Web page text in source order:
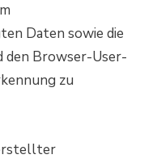
Daten sowie die
den Browser-User-
zu